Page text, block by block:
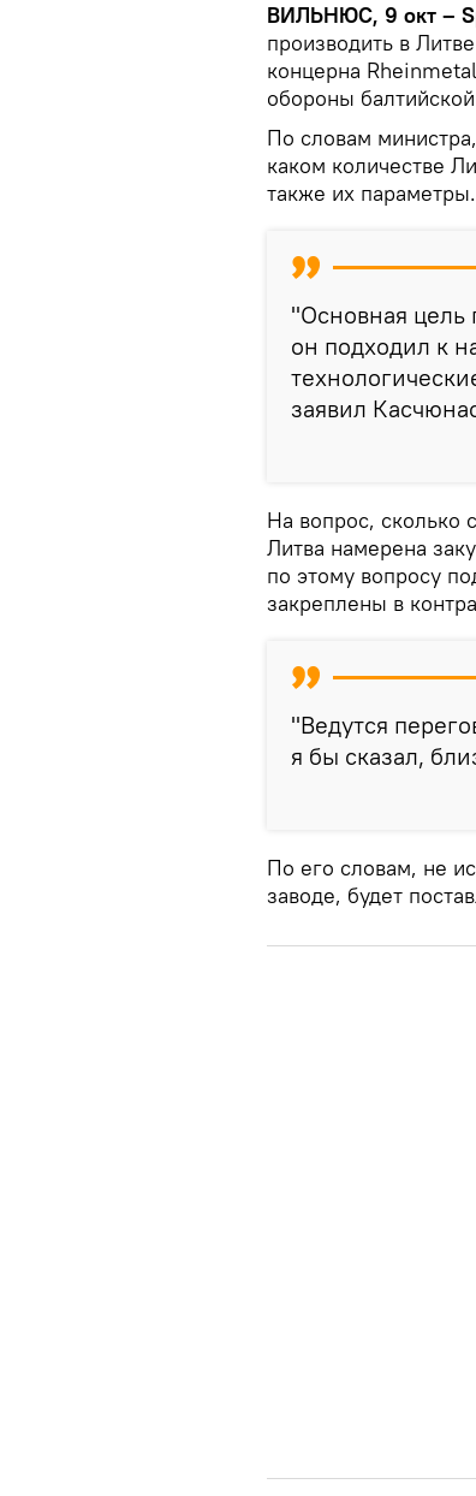
ВИЛЬНЮС, 9 окт –
производить в
концерна
обороны
По словам
каком количестве
также их параметры.
"Основная цель
он подходил к
заявил
На вопрос, сколько
Литва намерена
по этому вопросу
закреплены в
"Ведутся
я бы сказал,
По его словам, не
заводе, будет